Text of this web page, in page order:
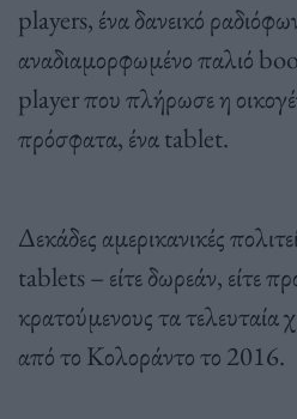
players, ένα δανεικό
αναδιαμορφωμένο παλιό
player που πλήρωσε η
πρόσφατα, ένα tablet.
Δεκάδες αμερικανικές
tablets – είτε δωρεάν, είτε
κρατούμενους τα τελευταία
από το Κολοράντο το 2016.